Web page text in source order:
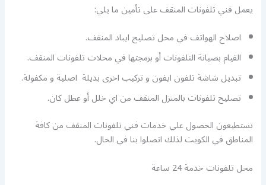
يعمل فني تلفونات المنقف على تأمين ما يلي:
اصلاح الهواتف في محل تصليح ايباد المنقف.
القيام بصيانة التلفونات أو برمجتها في محلات تلفونات المنقف.
تبديل شاشة تلفون ايفون و تركيب اخرى بديلة اصلية و مكفولة.
تصليح تلفونات بالمنزل المنقف من اي خلل أو عطل كان.
تستطيعون الحصول علي خدمات فني تلفونات المنقف من كافة
المناطق في الكويت لذلك اتصلوا بنا في الحال.
محل تلفونات خدمة 24 ساعة